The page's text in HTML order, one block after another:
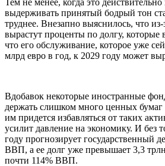
выдерживать принятый бодрый тон
труднее. Внезапно выяснилось, что
вырастут проценты по долгу, которые
что его обслуживание, которое уже
млрд евро в год, к 2029 году может
Вдобавок некоторые иностранные
держать слишком много ценных
им придется избавляться от таких
усилит давление на экономику. И без
году прогнозирует государственный
ВВП, а ее долг уже превышает 3,3 трлн
почти 114% ВВП.